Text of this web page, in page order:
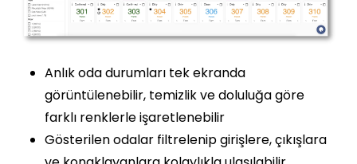
Anlık oda durumları tek ekranda
görüntülenebilir, temizlik ve doluluğa göre
farklı renklerle işaretlenebilir
Gösterilen odalar filtrelenip girişlere, çıkışlara